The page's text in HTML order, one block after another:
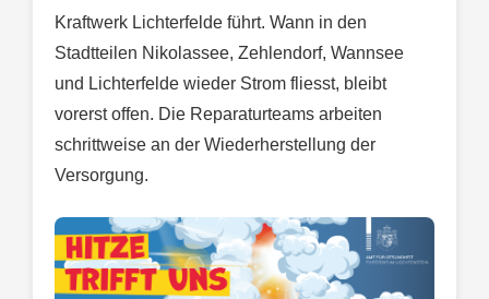
Kraftwerk Lichterfelde führt. Wann in den
Stadtteilen Nikolassee, Zehlendorf, Wannsee
und Lichterfelde wieder Strom fliesst, bleibt
vorerst offen. Die Reparaturteams arbeiten
schrittweise an der Wiederherstellung der
Versorgung.